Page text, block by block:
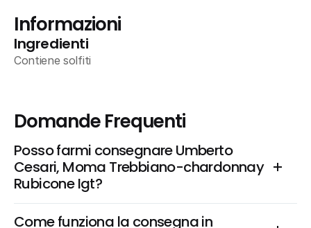
Informazioni
Ingredienti
Contiene solfiti
Domande Frequenti
Posso farmi consegnare Umberto
Cesari, Moma Trebbiano-chardonnay
Rubicone Igt?
Come funziona la consegna in